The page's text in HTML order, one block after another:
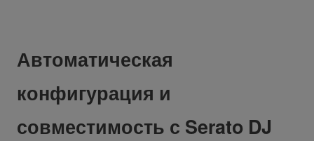
Автоматическая
конфигурация и
совместимость с Serato DJ